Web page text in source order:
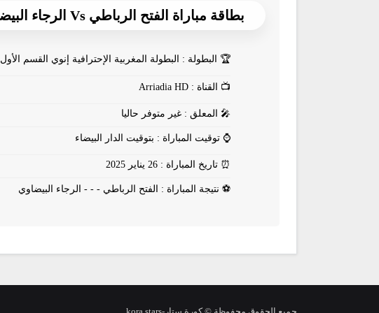
بطاقة مباراة الفتح الرباطي Vs الرجاء البيضاوي
🏆 البطولة : البطولة المغربية الإحترافية إنوي القسم الأول
📺 القناة : Arriadia HD
🎤 المعلق : غير متوفر حاليا
⌚ توقيت المباراة : بتوقيت الدار البيضاء
⏰ تاريخ المباراة : 26 يناير 2025
⚽ نتيجة المباراة : الفتح الرباطي - - - الرجاء البيضاوي